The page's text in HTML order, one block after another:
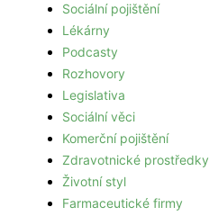
Sociální pojištění
Lékárny
Podcasty
Rozhovory
Legislativa
Sociální věci
Komerční pojištění
Zdravotnické prostředky
Životní styl
Farmaceutické firmy